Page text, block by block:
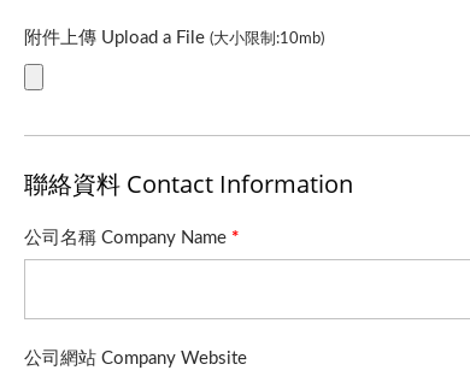
附件上傳 Upload a File (大小限制:10mb)
聯絡資料 Contact Information
公司名稱 Company Name *
公司網站 Company Website